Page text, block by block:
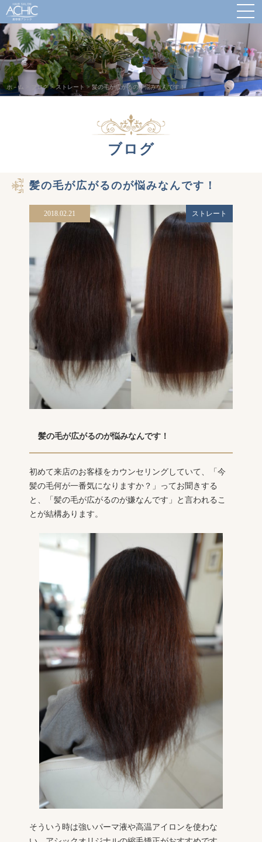
ホ－ム ブログ>ストレート >髪の毛が広がるのが悩みなんです！
ブログ
髪の毛が広がるのが悩みなんです！
2018.02.21 ストレート
髪の毛が広がるのが悩みなんです！
初めて来店のお客様をカウンセリングしていて、「今
髪の毛何が一番気になりますか？」ってお聞きする
と、「髪の毛が広がるのが嫌なんです」と言われるこ
とが結構あります。
そういう時は強いパーマ液や高温アイロンを使わな